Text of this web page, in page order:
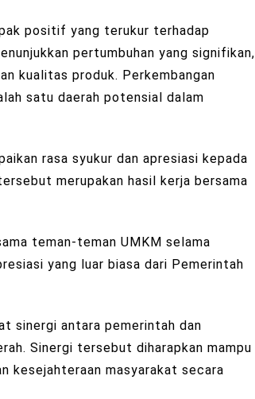
positif yang terukur terhadap
pertumbuhan yang signifikan,
kualitas produk. Perkembangan
satu daerah potensial dalam
rasa syukur dan apresiasi kepada
merupakan hasil kerja bersama
teman-teman UMKM selama
yang luar biasa dari Pemerintah
sinergi antara pemerintah dan
Sinergi tersebut diharapkan mampu
kesejahteraan masyarakat secara